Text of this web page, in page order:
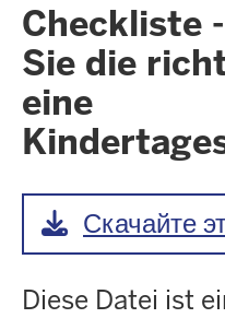
Checkliste
Sie die
eine
Скачайте
Diese Datei ist